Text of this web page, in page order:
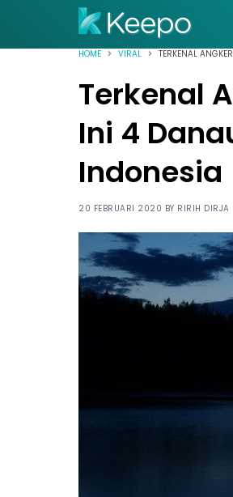
HOME VIRAL TERKENAL
Terkenal
Ini 4
Indonesia
20 FEBRUARI 2020 BY RIRIH DIRJA